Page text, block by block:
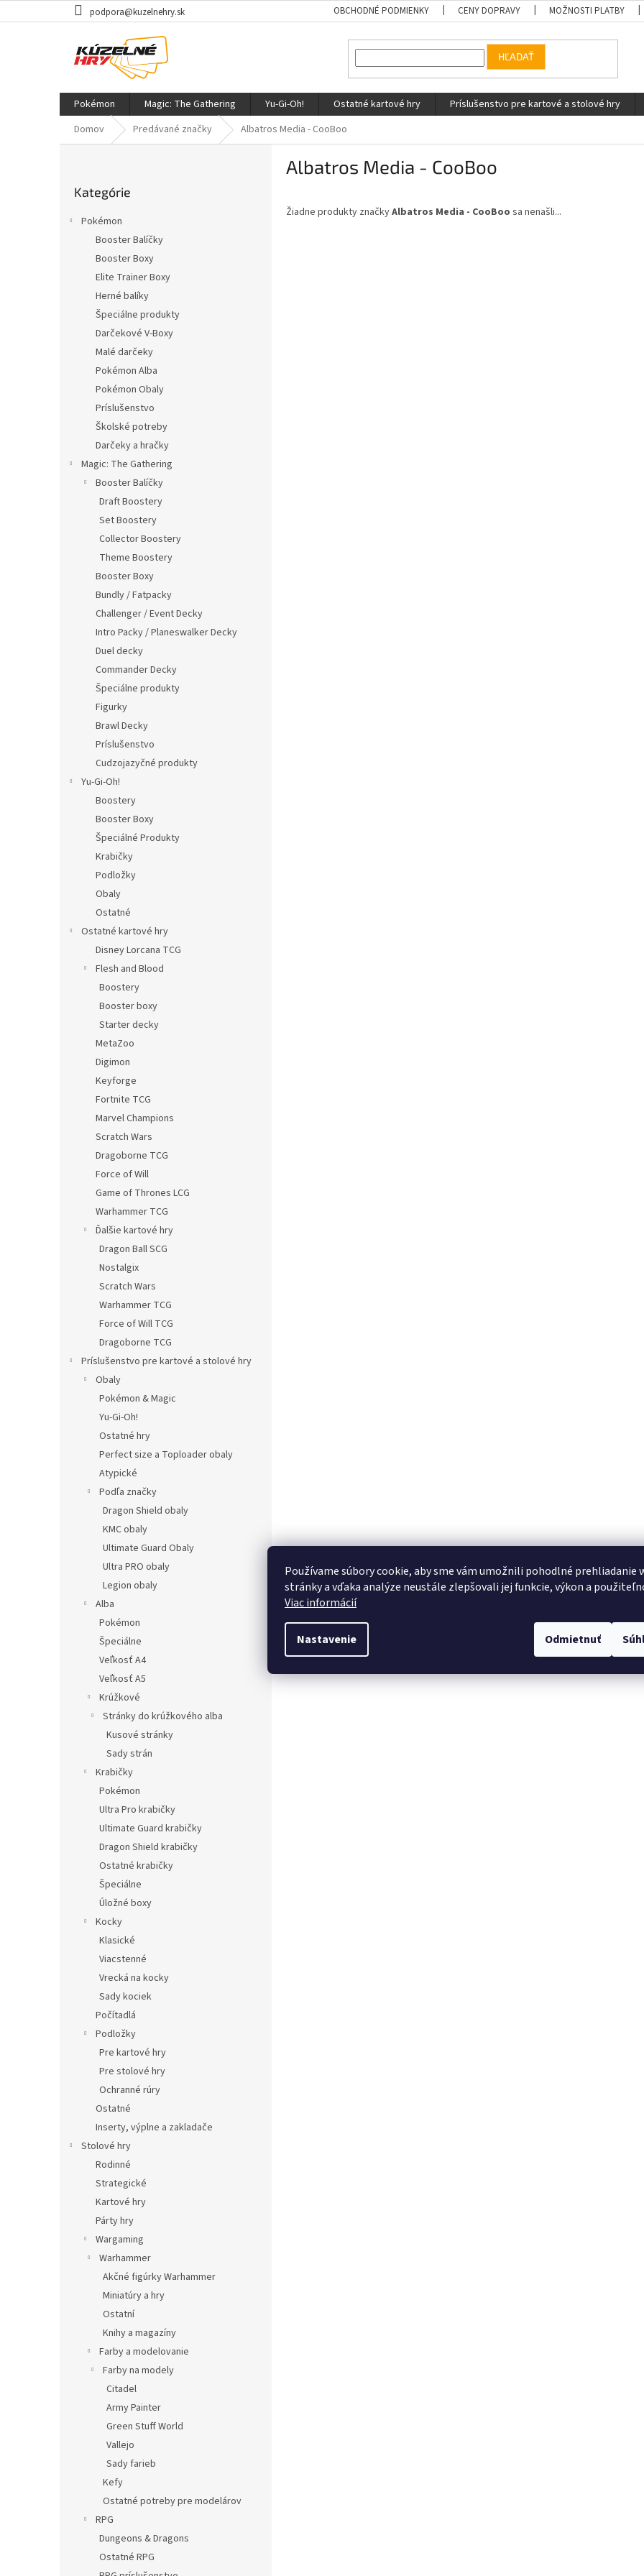
Používame súbory cookie, aby sme vám umožnili pohodlné prehliadanie
stránky a vďaka analýze neustále zlepšovali jej funkcie, výkon a
Viac informácií
Nastavenie Odmietnuť
na
podpora@kuzelnehry.sk OBCHODNÉ PODMIENKY CENY DOPRAVY MOŽNOSTI PLATBY
HĽADAŤ
Pokémon Magic: The Gathering Yu-Gi-Oh! Ostatné kartové hry Príslušenstvo pre kartové a stolové hry
Domov
Predávané značky Albatros Media - CooBoo
kategórie
Kategórie
Pokémon
Booster Balíčky
Booster Boxy
Elite Trainer Boxy
Herné balíky
Špeciálne produkty
Darčekové V-Boxy
Malé darčeky
Pokémon Alba
Pokémon Obaly
Príslušenstvo
Školské potreby
Darčeky a hračky
Magic: The Gathering
Booster Balíčky
Draft Boostery
Set Boostery
Collector Boostery
Theme Boostery
Booster Boxy
Bundly / Fatpacky
Challenger / Event Decky
Intro Packy / Planeswalker Decky
Duel decky
Commander Decky
Špeciálne produkty
Figurky
Brawl Decky
Príslušenstvo
Cudzojazyčné produkty
Yu-Gi-Oh!
Boostery
Booster Boxy
Špeciálné Produkty
Krabičky
Podložky
Obaly
Ostatné
Ostatné kartové hry
Disney Lorcana TCG
Flesh and Blood
Boostery
Booster boxy
Starter decky
MetaZoo
Digimon
Keyforge
Fortnite TCG
Marvel Champions
Scratch Wars
Dragoborne TCG
Force of Will
Game of Thrones LCG
Warhammer TCG
Ďalšie kartové hry
Dragon Ball SCG
Nostalgix
Scratch Wars
Warhammer TCG
Force of Will TCG
Dragoborne TCG
Príslušenstvo pre kartové a stolové hry
Obaly
Pokémon & Magic
Yu-Gi-Oh!
Ostatné hry
Perfect size a Toploader obaly
Atypické
Podľa značky
Dragon Shield obaly
KMC obaly
Ultimate Guard Obaly
Ultra PRO obaly
Legion obaly
Alba
Pokémon
Špeciálne
Veľkosť A4
Veľkosť A5
Krúžkové
Stránky do krúžkového alba
Kusové stránky
Sady strán
Krabičky
Pokémon
Ultra Pro krabičky
Ultimate Guard krabičky
Dragon Shield krabičky
Ostatné krabičky
Špeciálne
Úložné boxy
Kocky
Klasické
Viacstenné
Vrecká na kocky
Sady kociek
Počítadlá
Podložky
Pre kartové hry
Pre stolové hry
Ochranné rúry
Ostatné
Inserty, výplne a zakladače
Stolové hry
Rodinné
Strategické
Kartové hry
Párty hry
Wargaming
Warhammer
Akčné figúrky Warhammer
Miniatúry a hry
Ostatní
Knihy a magazíny
Farby a modelovanie
Farby na modely
Citadel
Army Painter
Green Stuff World
Vallejo
Sady farieb
Kefy
Ostatné potreby pre modelárov
RPG
Dungeons & Dragons
Ostatné RPG
Albatros Media - CooBoo
Žiadne produkty značkyAlbatros Media - CooBoo sa nenašli...